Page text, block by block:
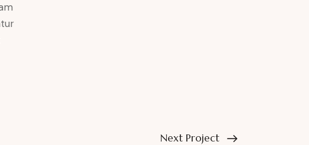
Next Project